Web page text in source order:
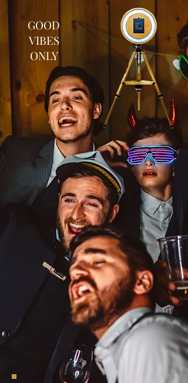
GOOD
VIBES
ONLY